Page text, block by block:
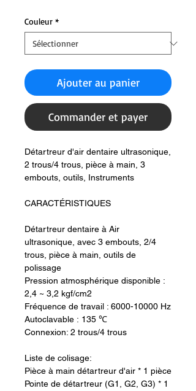
Couleur *
Ajouter au panier
Commander et payer
Détartreur d'air dentaire ultrasonique,
2 trous/4 trous, pièce à main, 3
embouts, outils, Instruments
CARACTÉRISTIQUES
Détartreur dentaire à Air
ultrasonique, avec 3 embouts, 2/4
trous, pièce à main, outils de
polissage
Pression atmosphérique disponible :
2,4 ~ 3,2 kgf/cm2
Fréquence de travail : 6000-10000 Hz
Autoclavable : 135 ℃
Connexion: 2 trous/4 trous
Liste de colisage:
Pièce à main détartreur d'air * 1 pièce
Pointe de détartreur (G1, G2, G3) * 1